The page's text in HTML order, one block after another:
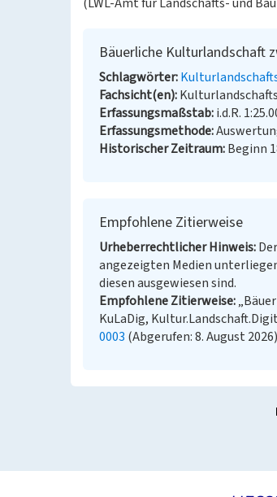
Bäuerliche Kulturlandschaft
Schlagwörter
Fachsicht(en)
Erfassungsmaßstab i.d.R.
Erfassungsmethode
Historischer Zeitraum Beginn
Empfohlene Zitierweise
Urheberrechtlicher Hinweis
angezeigten Medien
diesen ausgewiesen sind.
Empfohlene Zitierweise
KuLaDig,
0003 (Abgerufen: 8. August 2026)